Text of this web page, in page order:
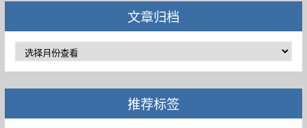
文章归档
推荐标签